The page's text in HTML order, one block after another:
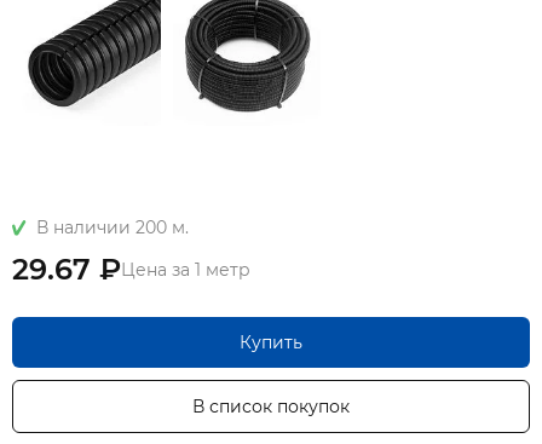
В наличии 200 м.
29.67 ₽Цена за 1 метр
Купить
В список покупок